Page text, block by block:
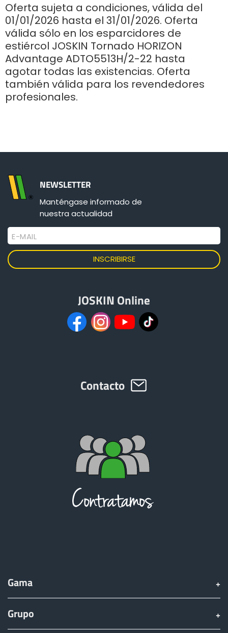
Eesti keel
Slovenija
Lietuvių kalba
ελληνικά
Svenska
日本語
Português
العربية
رسید ن
Oferta sujeta a condiciones, válida del
01/01/2026 hasta el 31/01/2026. Oferta
válida sólo en los esparcidores de
estiércol JOSKIN Tornado HORIZON
Advantage ADTO5513H/2-22 hasta
agotar todas las existencias. Oferta
también válida para los revendedores
profesionales.
NEWSLETTER
Manténgase informado de
nuestra actualidad
E-MAIL
JOSKIN Online
Contacto
Gama
Grupo